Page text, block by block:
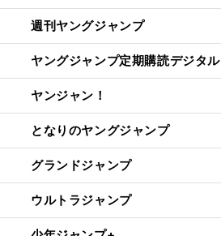
週刊ヤングジャンプ
ヤングジャンプ定期購読デジタル
ヤンジャン！
となりのヤングジャンプ
グランドジャンプ
ウルトラジャンプ